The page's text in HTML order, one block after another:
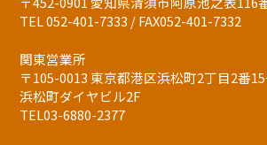
TEL 052-401-7333 / FAX052-401-7332
関東営業所
〒105-0013 東京都港区浜松町2丁目2番
浜松町ダイヤビル2F
TEL03-6880-2377